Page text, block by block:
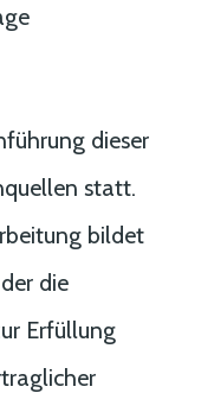
dieser
statt.
bildet
die
Erfüllung